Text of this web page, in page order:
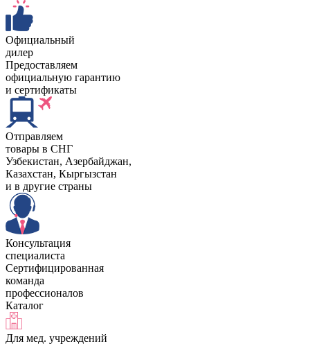
Официальный
дилер
Предоставляем
официальную гарантию
и сертификаты
Отправляем
товары в СНГ
Узбекистан, Aзербайджан,
Казахстан, Кыргызстан
и в другие страны
Консультация
специалиста
Сертифицированная
команда
профессионалов
Каталог
Для мед. учреждений